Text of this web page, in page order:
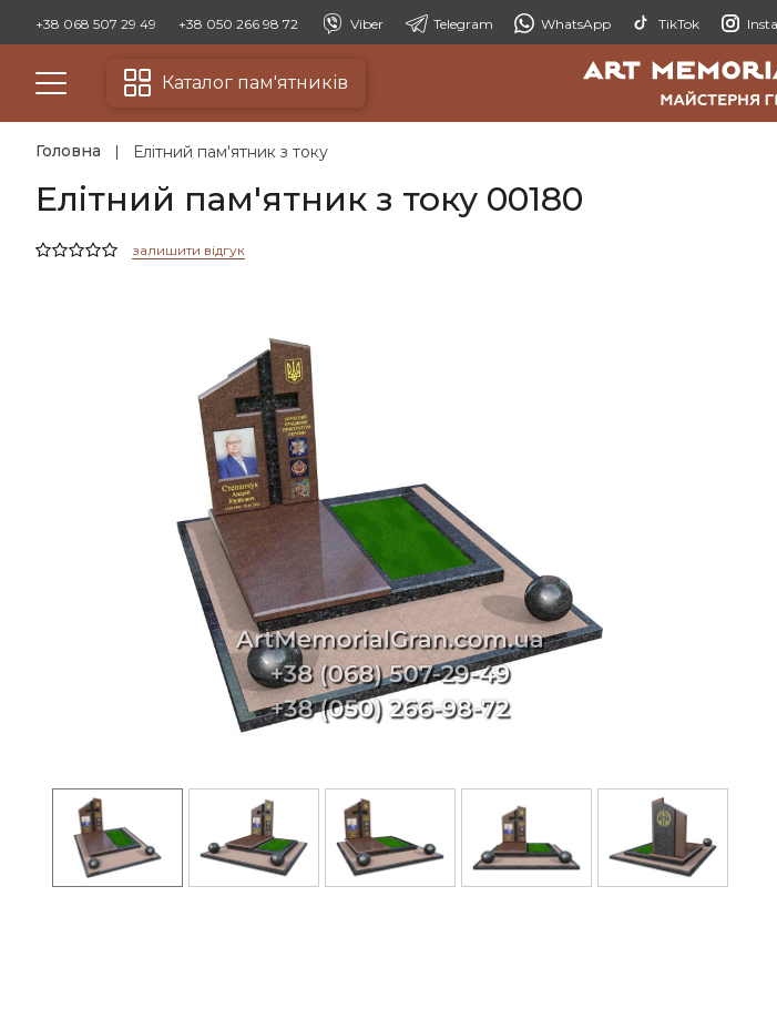
+38 068 507 29 49 +38 050 266 98 72 Viber Telegram WhatsApp TikTok
Каталог пам'ятників
Головна Елітний пам'ятник з току
Елітний пам'ятник з току 00180
залишити відгук